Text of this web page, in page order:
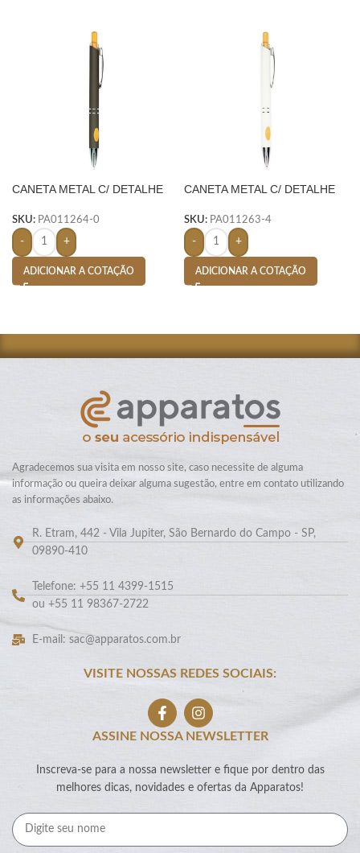
CANETA METAL C/ DETALHE
SKU: PA011264-0
- +
ADICIONAR A COTAÇÃO
CANETA METAL C/ DETALHE
SKU: PA011263-4
- +
ADICIONAR A COTAÇÃO
Agradecemos sua visita em nosso site, caso necessite de alguma
informação ou queira deixar alguma sugestão, entre em contato utilizando
as informações abaixo.
R. Etram, 442 - Vila Jupiter, São Bernardo do Campo - SP,
09890-410
Telefone: +55 11 4399-1515
ou +55 11 98367-2722
E-mail: sac@apparatos.com.br
VISITE NOSSAS REDES SOCIAIS:
ASSINE NOSSA NEWSLETTER
Inscreva-se para a nossa newsletter e fique por dentro das
melhores dicas, novidades e ofertas da Apparatos!